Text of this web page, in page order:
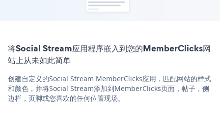
将Social Stream应用程序嵌入到您的MemberClicks网
站上从未如此简单
创建自定义的Social Stream MemberClicks应用，匹配网站的样式
和颜色，并将Social Stream添加到MemberClicks页面，帖子，侧
边栏，页脚或您喜欢的任何位置现场。